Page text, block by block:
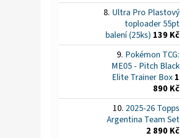
Ultra Pro Plastový
toploader 55pt
balení (25ks) 139 Kč
Pokémon TCG:
ME05 - Pitch Black
Elite Trainer Box 1
890 Kč
2025-26 Topps
Argentina Team Set
2 890 Kč